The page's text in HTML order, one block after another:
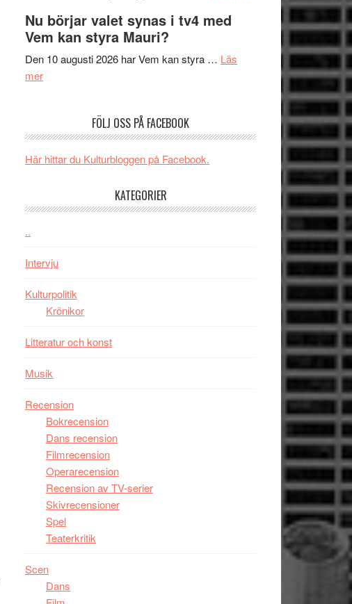
Artipelag
Filmrecension:
Shadow
spännande
Chan
storform
Nu börjar valet synas i tv4 med
Vem kan styra Mauri?
Den 10 augusti 2026 har Vem kan styra … Läs
merom
synas
Vem
Mauri?
FÖLJ OSS PÅ FACEBOOK
Här hittar du Kulturbloggen på Facebook.
KATEGORIER
..
Intervju
Kulturpolitik
Krönikor
Litteratur och konst
Musik
Recension
Bokrecension
Dans recension
Filmrecension
Operarecension
Recension av TV-serier
Skivrecensioner
Spel
Teaterkritik
Scen
Dans